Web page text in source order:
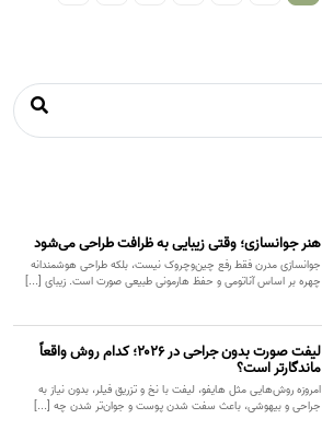
هنر جوانسازی؛ وقتی زیبایی به ظرافت طراحی می‌شود
جوانسازی مدرن فقط رفع چین‌وچروک نیست، بلکه طراحی هوشمندانه
چهره بر اساس آناتومی و حفظ هارمونی طبیعی صورت است. زیبای [...]
لیفت صورت بدون جراحی در ۲۰۲۶؛ کدام روش واقعاً
ماندگارتر است؟
امروزه روش‌هایی مثل هایفو، لیفت با نخ و تزریق فیلر، بدون نیاز به
جراحی و بیهوشی، باعث سفت شدن پوست و جوان‌تر شدن چه [...]